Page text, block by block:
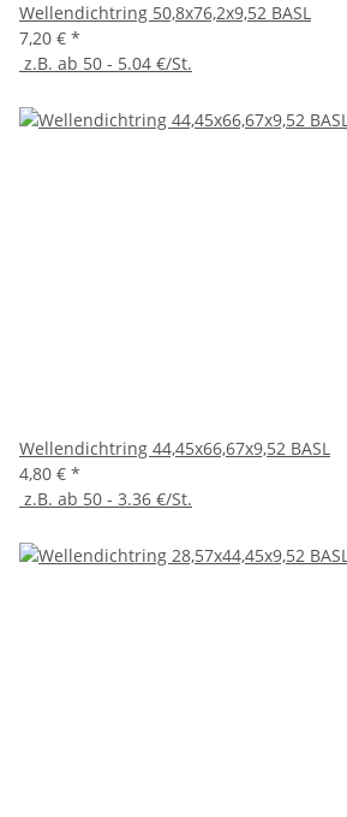
Wellendichtring 50,8x76,2x9,52 BASL
7,20 € *
z.B. ab 50 - 5.04 €/St.
Wellendichtring 44,45x66,67x9,52 BASL
4,80 € *
z.B. ab 50 - 3.36 €/St.